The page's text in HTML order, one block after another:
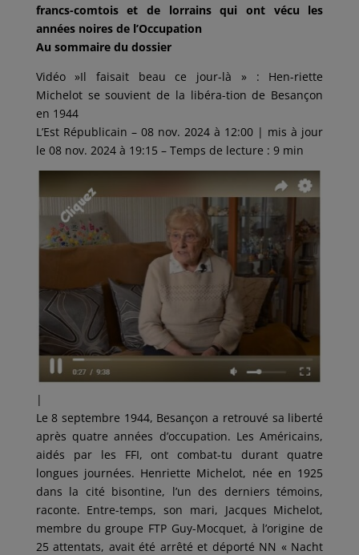
francs-comtois et de lorrains qui ont vécu les
années noires de l’Occupation
Au sommaire du dossier
Vidéo »Il faisait beau ce jour-là » : Hen-riette
Michelot se souvient de la libéra-tion de Besançon
en 1944
L’Est Républicain – 08 nov. 2024 à 12:00 | mis à jour
le 08 nov. 2024 à 19:15 – Temps de lecture : 9 min
|
Le 8 septembre 1944, Besançon a retrouvé sa liberté
après quatre années d’occupation. Les Américains,
aidés par les FFI, ont combat-tu durant quatre
longues journées. Henriette Michelot, née en 1925
dans la cité bisontine, l’un des derniers témoins,
raconte. Entre-temps, son mari, Jacques Michelot,
membre du groupe FTP Guy-Mocquet, à l’origine de
25 attentats, avait été arrêté et déporté NN « Nacht